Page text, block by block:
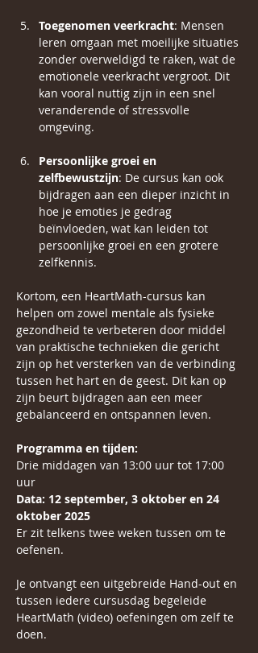
Toegenomen veerkracht: Mensen
leren omgaan met moeilijke situaties
zonder overweldigd te raken, wat de
emotionele veerkracht vergroot. Dit
kan vooral nuttig zijn in een snel
veranderende of stressvolle
omgeving.
Persoonlijke groei en
zelfbewustzijn: De cursus kan ook
bijdragen aan een dieper inzicht in
hoe je emoties je gedrag
beïnvloeden, wat kan leiden tot
persoonlijke groei en een grotere
zelfkennis.
Kortom, een HeartMath-cursus kan
helpen om zowel mentale als fysieke
gezondheid te verbeteren door middel
van praktische technieken die gericht
zijn op het versterken van de verbinding
tussen het hart en de geest. Dit kan op
zijn beurt bijdragen aan een meer
gebalanceerd en ontspannen leven.
Programma en tijden:
Drie middagen van 13:00 uur tot 17:00
uur
Data: 12 september, 3 oktober en 24
oktober 2025
Er zit telkens twee weken tussen om te
oefenen.
Je ontvangt een uitgebreide Hand-out en
tussen iedere cursusdag begeleide
HeartMath (video) oefeningen om zelf te
doen.